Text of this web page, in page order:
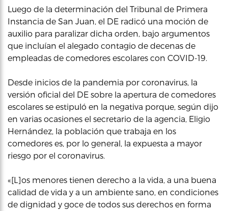
Luego de la determinación del Tribunal de Primera
Instancia de San Juan, el DE radicó una moción de
auxilio para paralizar dicha orden, bajo argumentos
que incluían el alegado contagio de decenas de
empleadas de comedores escolares con COVID-19.
Desde inicios de la pandemia por coronavirus, la
versión oficial del DE sobre la apertura de comedores
escolares se estipuló en la negativa porque, según dijo
en varias ocasiones el secretario de la agencia, Eligio
Hernández, la población que trabaja en los
comedores es, por lo general, la expuesta a mayor
riesgo por el coronavirus.
«[L]os menores tienen derecho a la vida, a una buena
calidad de vida y a un ambiente sano, en condiciones
de dignidad y goce de todos sus derechos en forma